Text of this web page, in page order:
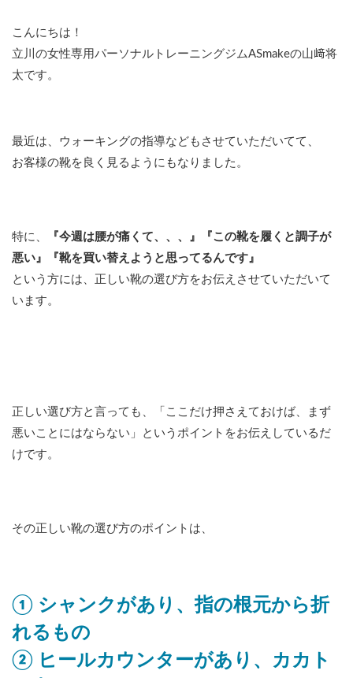
こんにちは！
立川の女性専用パーソナルトレーニングジムASmakeの山﨑将
太です。
最近は、ウォーキングの指導などもさせていただいてて、
お客様の靴を良く見るようにもなりました。
特に、
『今週は腰が痛くて、、、』『この靴を履くと調子が
悪い』『靴を買い替えようと思ってるんです』
という方には、正しい靴の選び方をお伝えさせていただいて
います。
正しい選び方と言っても、「ここだけ押さえておけば、まず
悪いことにはならない」というポイントをお伝えしているだ
けです。
その正しい靴の選び方のポイントは、
① シャンクがあり、指の根元から折
れるもの
② ヒールカウンターがあり、カカト